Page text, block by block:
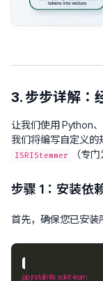
3. 步步详解：
让我们使用 Python、
我们将编写自定义的
ISRIStemmer （专
步骤 1：安装依
首先，确保您已安装